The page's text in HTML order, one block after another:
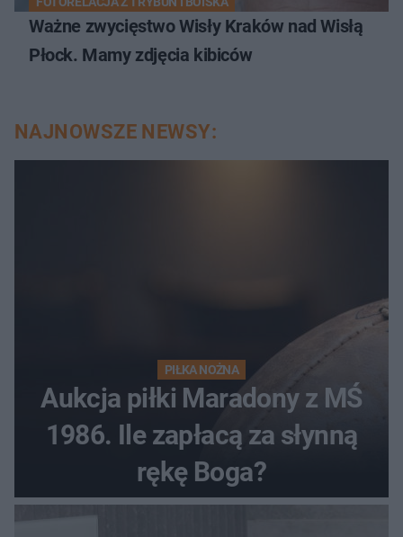
Ważne zwycięstwo Wisły Kraków nad Wisłą
Płock. Mamy zdjęcia kibiców
NAJNOWSZE NEWSY:
PIŁKA NOŻNA
Aukcja piłki Maradony z MŚ
1986. Ile zapłacą za słynną
rękę Boga?